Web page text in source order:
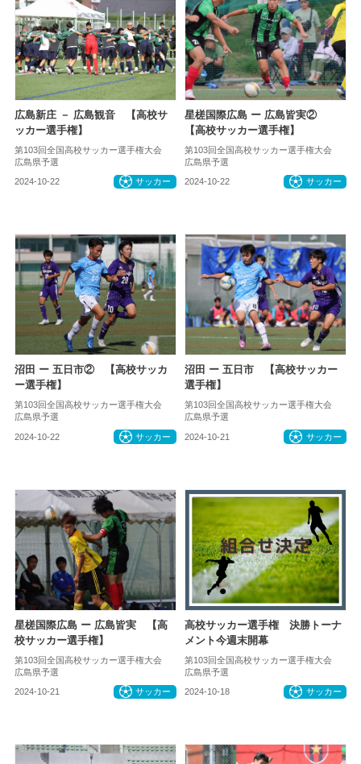
広島新庄 － 広島観音 【高校サ
ッカー選手権】
第103回全国高校サッカー選手権大会
広島県予選
2024-10-22 サッカー
星槎国際広島 ー 広島皆実②
【高校サッカー選手権】
第103回全国高校サッカー選手権大会
広島県予選
2024-10-22 サッカー
沼田 ー 五日市② 【高校サッカ
ー選手権】
第103回全国高校サッカー選手権大会
広島県予選
2024-10-22 サッカー
沼田 ー 五日市 【高校サッカー
選手権】
第103回全国高校サッカー選手権大会
広島県予選
2024-10-21 サッカー
星槎国際広島 ー 広島皆実 【高
校サッカー選手権】
第103回全国高校サッカー選手権大会
広島県予選
2024-10-21 サッカー
高校サッカー選手権 決勝トーナ
メント今週末開幕
第103回全国高校サッカー選手権大会
広島県予選
2024-10-18 サッカー